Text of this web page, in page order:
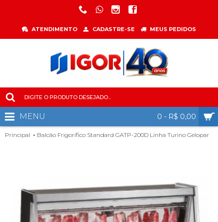
ATENDIMENTO CADASTRE-SE MEUS PEDIDOS
0 - R$ 0,00
MENU
Principal Balcão Frigorífico Standard GATP-200D Linha Turino Gelopar